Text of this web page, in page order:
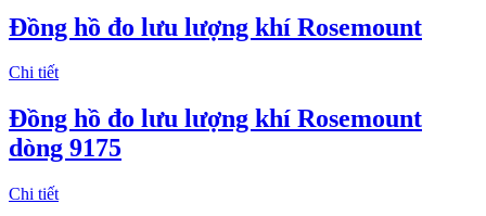
Đồng hồ đo lưu lượng khí Rosemount
Chi tiết
Đồng hồ đo lưu lượng khí Rosemount
dòng 9175
Chi tiết